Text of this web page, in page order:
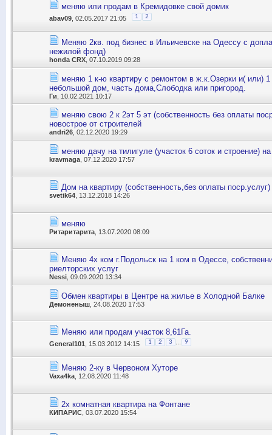
меняю или продам в Кремидовке свой домик
abav09 , 02.05.2017 21:05 1 2
Меняю 2кв. под бизнес в Ильичевске на Одессу с
нежилой фонд)
honda CRX , 07.10.2019 09:28
меняю 1 к-ю квартиру с ремонтом в ж.к.Озерки и( или)
небольшой дом, часть дома,Слободка или пригород.
Ги , 10.02.2021 10:17
меняю свою 2 к 2эт 5 эт (собственность без оплаты
новострое от строителей
andri26 , 02.12.2020 19:29
меняю дачу на тилигуле (участок 6 соток и строение)
kravmaga , 07.12.2020 17:57
Дом на квартиру (собственность,без оплаты поср.услуг)
svetik64 , 13.12.2018 14:26
меняю
Ритаритарита , 13.07.2020 08:09
Меняю 4х ком г.Подольск на 1 ком в Одессе,
риелторских услуг
Nessi , 09.09.2020 13:34
Обмен квартиры в Центре на жилье в Холодной Балке
Демоненыш , 24.08.2020 17:53
Меняю или продам участок 8,61Га.
General101 , 15.03.2012 14:15 1 2 3 9
Меняю 2-ку в Червоном Хуторе
Vaxa4ka, 12.08.2020 11:48
2х комнатная квартира на Фонтане
КИПАРИС , 03.07.2020 15:54